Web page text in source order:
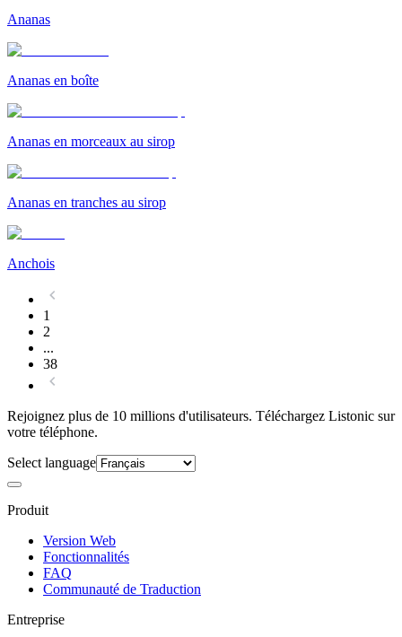
Ananas
Ananas en boîte
Ananas en morceaux au sirop
Ananas en tranches au sirop
Anchois
1
2
...
38
Rejoignez plus de 10 millions d'utilisateurs. Téléchargez Listonic sur
votre téléphone.
Select language
Produit
Version Web
Fonctionnalités
FAQ
Communauté de Traduction
Entreprise